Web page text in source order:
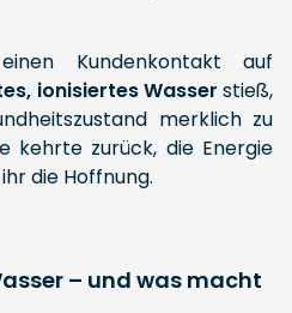
Kundenkontakt auf
ionisiertes Wasser stieß,
merklich zu
kehrte zurück, die Energie
die Hoffnung.
– und was macht